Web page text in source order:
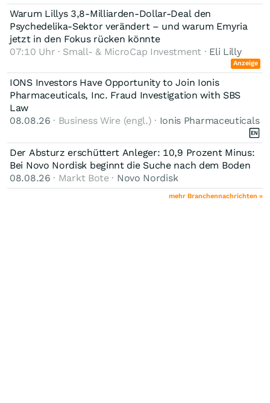
Warum Lillys 3,8-Milliarden-Dollar-Deal den
Psychedelika-Sektor verändert – und warum Emyria
jetzt in den Fokus rücken könnte
07:10 Uhr · Small- & MicroCap Investment · Eli Lilly
Anzeige
IONS Investors Have Opportunity to Join Ionis
Pharmaceuticals, Inc. Fraud Investigation with SBS
Law
08.08.26 · Business Wire (engl.) · Ionis Pharmaceuticals
Der Absturz erschüttert Anleger: 10,9 Prozent Minus:
Bei Novo Nordisk beginnt die Suche nach dem Boden
08.08.26 · Markt Bote · Novo Nordisk
mehr Branchennachrichten »